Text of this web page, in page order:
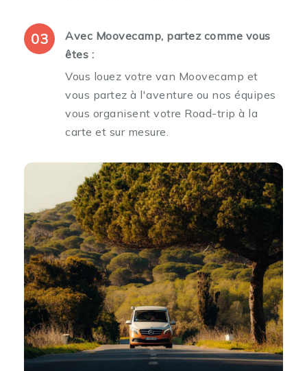
03
Avec Moovecamp, partez comme vous
êtes :
Vous louez votre van Moovecamp et
vous partez à l'aventure ou nos équipes
vous organisent votre Road-trip à la
carte et sur mesure.